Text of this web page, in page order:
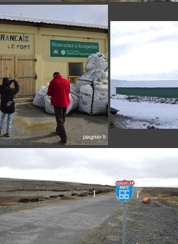
_0FP3694
_4FP8234